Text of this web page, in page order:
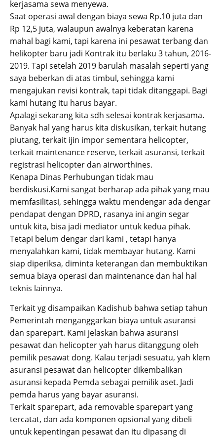
kerjasama sewa menyewa.
Saat operasi awal dengan biaya sewa Rp.10 juta dan
Rp 12,5 juta, walaupun awalnya keberatan karena
mahal bagi kami, tapi karena ini pesawat terbang dan
helikopter baru jadi Kontrak itu berlaku 3 tahun, 2016-
2019. Tapi setelah 2019 barulah masalah seperti yang
saya beberkan di atas timbul, sehingga kami
mengajukan revisi kontrak, tapi tidak ditanggapi. Bagi
kami hutang itu harus bayar.
Apalagi sekarang kita sdh selesai kontrak kerjasama.
Banyak hal yang harus kita diskusikan, terkait hutang
piutang, terkait ijin impor sementara helicopter,
terkait maintenance reserve, terkait asuransi, terkait
registrasi helicopter dan airworthines.
Kenapa Dinas Perhubungan tidak mau
berdiskusi.Kami sangat berharap ada pihak yang mau
memfasilitasi, sehingga waktu mendengar ada dengar
pendapat dengan DPRD, rasanya ini angin segar
untuk kita, bisa jadi mediator untuk kedua pihak.
Tetapi belum dengar dari kami , tetapi hanya
menyalahkan kami, tidak membayar hutang. Kami
siap diperiksa, diminta keterangan dan membuktikan
semua biaya operasi dan maintenance dan hal hal
teknis lainnya.
Terkait yg disampaikan Kadishub bahwa setiap tahun
Pemerintah menganggarkan biaya untuk asuransi
dan sparepart. Kami jelaskan bahwa asuransi
pesawat dan helicopter yah harus ditanggung oleh
pemilik pesawat dong. Kalau terjadi sesuatu, yah klem
asuransi pesawat dan helicopter dikembalikan
asuransi kepada Pemda sebagai pemilik aset. Jadi
pemda harus yang bayar asuransi.
Terkait sparepart, ada removable sparepart yang
tercatat, dan ada komponen opsional yang dibeli
untuk kepentingan pesawat dan itu dipasang di